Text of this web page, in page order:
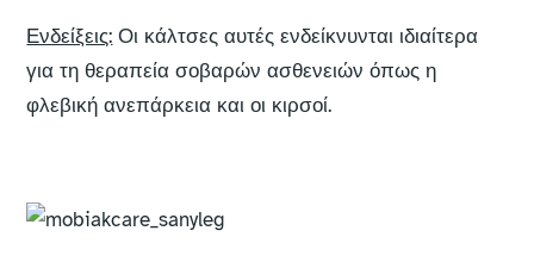
Ενδείξεις: Οι κάλτσες αυτές ενδείκνυνται ιδιαίτερα
για τη θεραπεία σοβαρών ασθενειών όπως η
φλεβική ανεπάρκεια και οι κιρσοί.